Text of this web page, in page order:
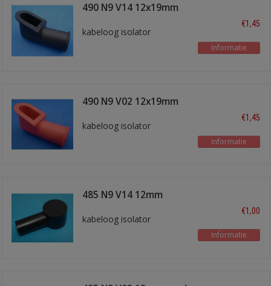
490 N9 V14 12x19mm
kabeloog isolator
€1,45
Informatie
490 N9 V02 12x19mm
kabeloog isolator
€1,45
Informatie
485 N9 V14 12mm
kabeloog isolator
€1,00
Informatie